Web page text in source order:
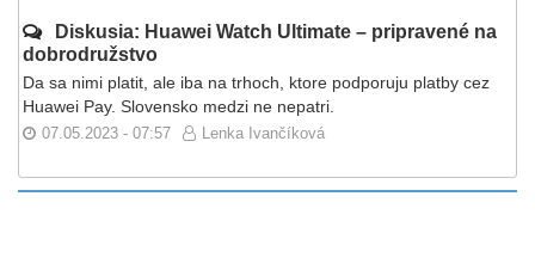
Diskusia: Huawei Watch Ultimate – pripravené na
dobrodružstvo
Da sa nimi platit, ale iba na trhoch, ktore podporuju platby cez
Huawei Pay. Slovensko medzi ne nepatri.
07.05.2023 - 07:57 Lenka Ivančíková